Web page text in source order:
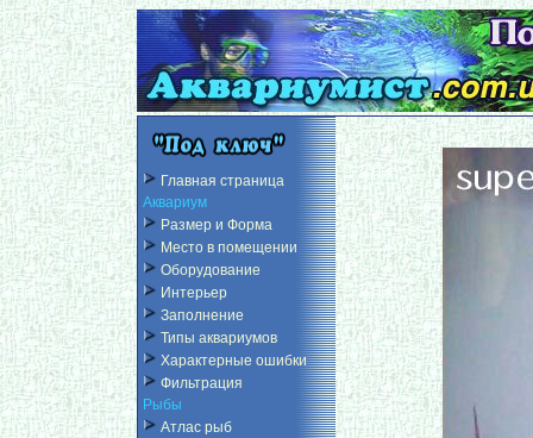
Главная страница
Аквариум
Размер и Форма
Место в помещении
Оборудование
Интерьер
Заполнение
Типы аквариумов
Характерные ошибки
Фильтрация
Рыбы
Атлас рыб